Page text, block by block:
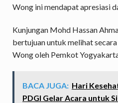
Wong ini mendapat apresiasi
Kunjungan Mohd Hassan
bertujuan untuk melihat
Wong oleh Pemkot
BACA JUGA: Hari
PDGI Gelar Acara untuk